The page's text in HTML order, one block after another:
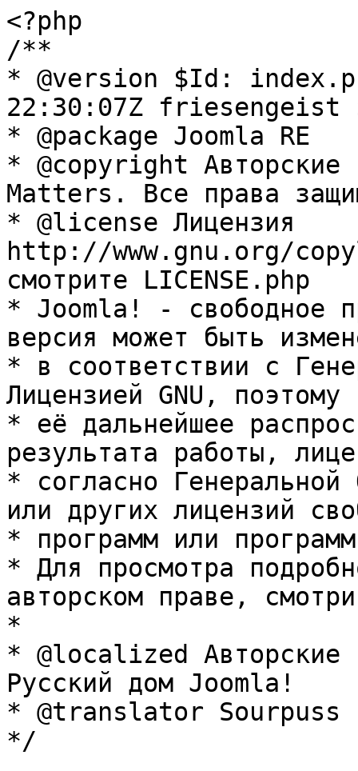
<?php
/**
* @version $Id:
22:30:07Z friesengeist
* @package Joomla RE
* @copyright Авторские
Matters. Все права
* @license Лицензия
http://www.gnu.org/
смотрите LICENSE.php
* Joomla! - свободное
версия может быть
* в соответствии с
Лицензией GNU, поэтому
* её дальнейшее
результата работы,
* согласно Генеральной
или других лицензий
* программ или
* Для просмотра
авторском праве,
*
* @localized Авторские
Русский дом Joomla!
* @translator Sourpuss
*/